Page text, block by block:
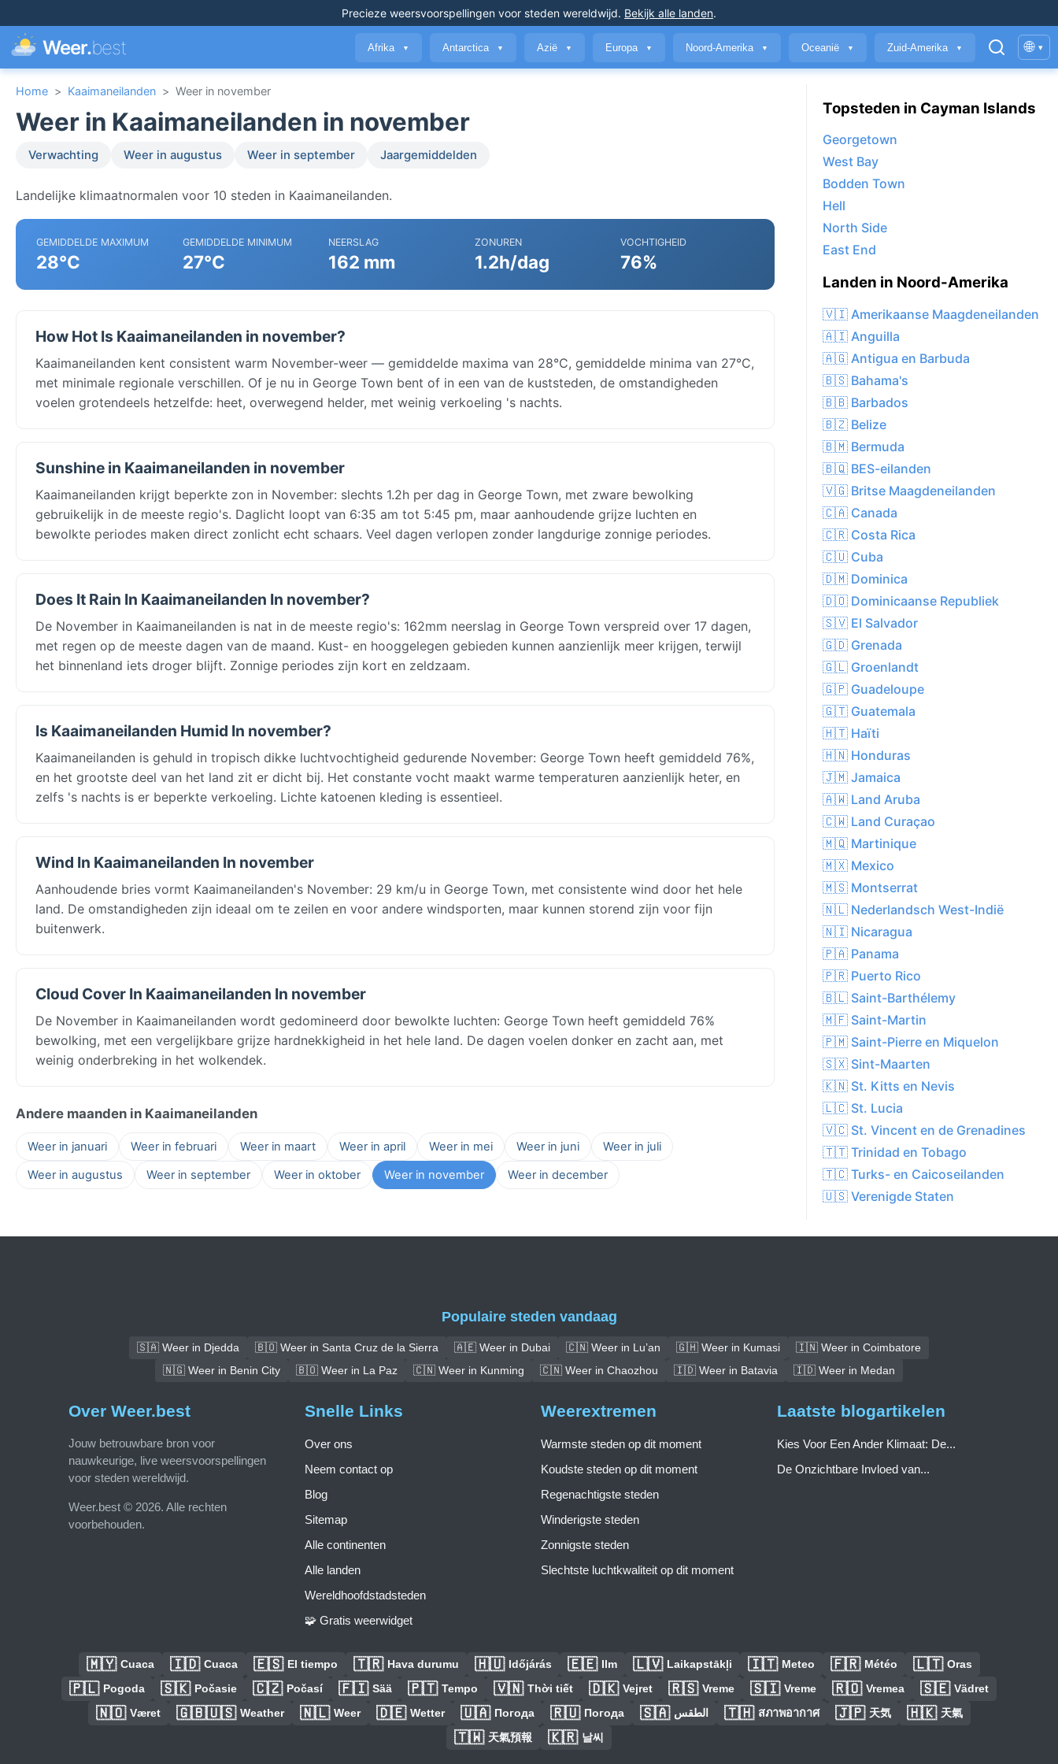
Precieze weersvoorspellingen voor steden wereldwijd. Bekijk alle landen.
Weer.best Afrika ▼ Antarctica ▼ Azië ▼ Europa ▼ Noord-Amerika ▼ Oceanië ▼ Zuid-Amerika ▼ 🌐 ▾
Home > Kaaimaneilanden > Weer in november
Weer in Kaaimaneilanden in november
Verwachting Weer in augustus Weer in september Jaargemiddelden
Landelijke klimaatnormalen voor 10 steden in Kaaimaneilanden.
GEMIDDELDE MAXIMUM
28°C
GEMIDDELDE MINIMUM
27°C
NEERSLAG
162 mm
ZONUREN
1.2h/dag
VOCHTIGHEID
76%
How Hot Is Kaaimaneilanden in november?
Kaaimaneilanden kent consistent warm November-weer — gemiddelde maxima van 28°C, gemiddelde minima van 27°C,
met minimale regionale verschillen. Of je nu in George Town bent of in een van de kuststeden, de omstandigheden
voelen grotendeels hetzelfde: heet, overwegend helder, met weinig verkoeling 's nachts.
Sunshine in Kaaimaneilanden in november
Kaaimaneilanden krijgt beperkte zon in November: slechts 1.2h per dag in George Town, met zware bewolking
gebruikelijk in de meeste regio's. Daglicht loopt van 6:35 am tot 5:45 pm, maar aanhoudende grijze luchten en
bewolkte periodes maken direct zonlicht echt schaars. Veel dagen verlopen zonder langdurige zonnige periodes.
Does It Rain In Kaaimaneilanden In november?
De November in Kaaimaneilanden is nat in de meeste regio's: 162mm neerslag in George Town verspreid over 17 dagen,
met regen op de meeste dagen van de maand. Kust- en hooggelegen gebieden kunnen aanzienlijk meer krijgen, terwijl
het binnenland iets droger blijft. Zonnige periodes zijn kort en zeldzaam.
Is Kaaimaneilanden Humid In november?
Kaaimaneilanden is gehuld in tropisch dikke luchtvochtigheid gedurende November: George Town heeft gemiddeld 76%,
en het grootste deel van het land zit er dicht bij. Het constante vocht maakt warme temperaturen aanzienlijk heter, en
zelfs 's nachts is er beperkte verkoeling. Lichte katoenen kleding is essentieel.
Wind In Kaaimaneilanden In november
Aanhoudende bries vormt Kaaimaneilanden's November: 29 km/u in George Town, met consistente wind door het hele
land. De omstandigheden zijn ideaal om te zeilen en voor andere windsporten, maar kunnen storend zijn voor fijn
buitenwerk.
Cloud Cover In Kaaimaneilanden In november
De November in Kaaimaneilanden wordt gedomineerd door bewolkte luchten: George Town heeft gemiddeld 76%
bewolking, met een vergelijkbare grijze hardnekkigheid in het hele land. De dagen voelen donker en zacht aan, met
weinig onderbreking in het wolkendek.
Andere maanden in Kaaimaneilanden
Weer in januari Weer in februari Weer in maart Weer in april Weer in mei Weer in juni
Weer in juli
Weer in augustus
Weer in september Weer in oktober Weer in november Weer in december
Topsteden in Cayman Islands
Georgetown
West Bay
Bodden Town
Hell
North Side
East End
Landen in Noord-Amerika
🇻🇮 Amerikaanse Maagdeneilanden
🇦🇮 Anguilla
🇦🇬 Antigua en Barbuda
🇧🇸 Bahama's
🇧🇧 Barbados
🇧🇿 Belize
🇧🇲 Bermuda
🇧🇶 BES-eilanden
🇻🇬 Britse Maagdeneilanden
🇨🇦 Canada
🇨🇷 Costa Rica
🇨🇺 Cuba
🇩🇲 Dominica
🇩🇴 Dominicaanse Republiek
🇸🇻 El Salvador
🇬🇩 Grenada
🇬🇱 Groenlandt
🇬🇵 Guadeloupe
🇬🇹 Guatemala
🇭🇹 Haïti
🇭🇳 Honduras
🇯🇲 Jamaica
🇦🇼 Land Aruba
🇨🇼 Land Curaçao
🇲🇶 Martinique
🇲🇽 Mexico
🇲🇸 Montserrat
🇳🇱 Nederlandsch West-Indië
🇳🇮 Nicaragua
🇵🇦 Panama
🇵🇷 Puerto Rico
🇧🇱 Saint-Barthélemy
🇲🇫 Saint-Martin
🇵🇲 Saint-Pierre en Miquelon
🇸🇽 Sint-Maarten
🇰🇳 St. Kitts en Nevis
🇱🇨 St. Lucia
🇻🇨 St. Vincent en de Grenadines
🇹🇹 Trinidad en Tobago
🇹🇨 Turks- en Caicoseilanden
🇺🇸 Verenigde Staten
Populaire steden vandaag
🇸🇦 Weer in Djedda 🇧🇴 Weer in Santa Cruz de la Sierra 🇦🇪 Weer in Dubai 🇨🇳 Weer in Lu’an 🇬🇭 Weer in Kumasi
🇮🇳 Weer in Coimbatore
🇳🇬 Weer in Benin City
🇧🇴 Weer in La Paz 🇨🇳 Weer in Kunming 🇨🇳 Weer in Chaozhou 🇮🇩 Weer in Batavia 🇮🇩 Weer in Medan
Over Weer.best
Jouw betrouwbare bron voor
nauwkeurige, live weersvoorspellingen
voor steden wereldwijd.
Weer.best © 2026. Alle rechten
voorbehouden.
Snelle Links
Over ons
Neem contact op
Blog
Sitemap
Alle continenten
Alle landen
Wereldhoofdstadsteden
🧩 Gratis weerwidget
Weerextremen
Warmste steden op dit moment
Koudste steden op dit moment
Regenachtigste steden
Winderigste steden
Zonnigste steden
Slechtste luchtkwaliteit op dit moment
Laatste blogartikelen
Kies Voor Een Ander Klimaat: De...
De Onzichtbare Invloed van...
🇲🇾 Cuaca 🇮🇩 Cuaca 🇪🇸 El tiempo 🇹🇷 Hava durumu 🇭🇺 Időjárás 🇪🇪 Ilm 🇱🇻 Laikapstākļi 🇮🇹 Meteo 🇫🇷 Météo 🇱🇹 Oras
🇵🇱 Pogoda 🇸🇰 Počasie 🇨🇿 Počasí 🇫🇮 Sää 🇵🇹 Tempo 🇻🇳 Thời tiết 🇩🇰 Vejret 🇷🇸 Vreme 🇸🇮 Vreme 🇷🇴 Vremea 🇸🇪 Vädret
🇳🇴 Været 🇬🇧🇺🇸 Weather 🇳🇱 Weer 🇩🇪 Wetter 🇺🇦 Погода 🇷🇺 Погода 🇸🇦 الطقس 🇹🇭 สภาพอากาศ 🇯🇵 天気 🇭🇰 天氣
🇹🇼 天氣預報 🇰🇷 날씨